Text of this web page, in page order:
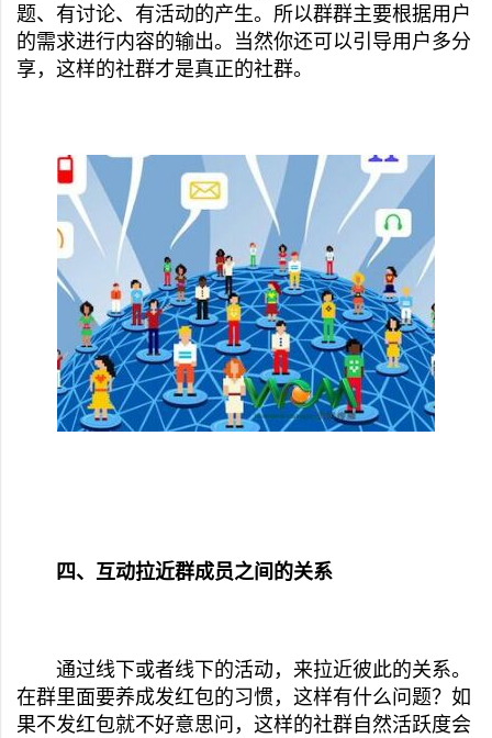
题、有讨论、有活动的产生。所以群群主要根据用户
的需求进行内容的输出。当然你还可以引导用户多分
享，这样的社群才是真正的社群。
四、互动拉近群成员之间的关系
通过线下或者线下的活动，来拉近彼此的关系。
在群里面要养成发红包的习惯，这样有什么问题？如
果不发红包就不好意思问，这样的社群自然活跃度会